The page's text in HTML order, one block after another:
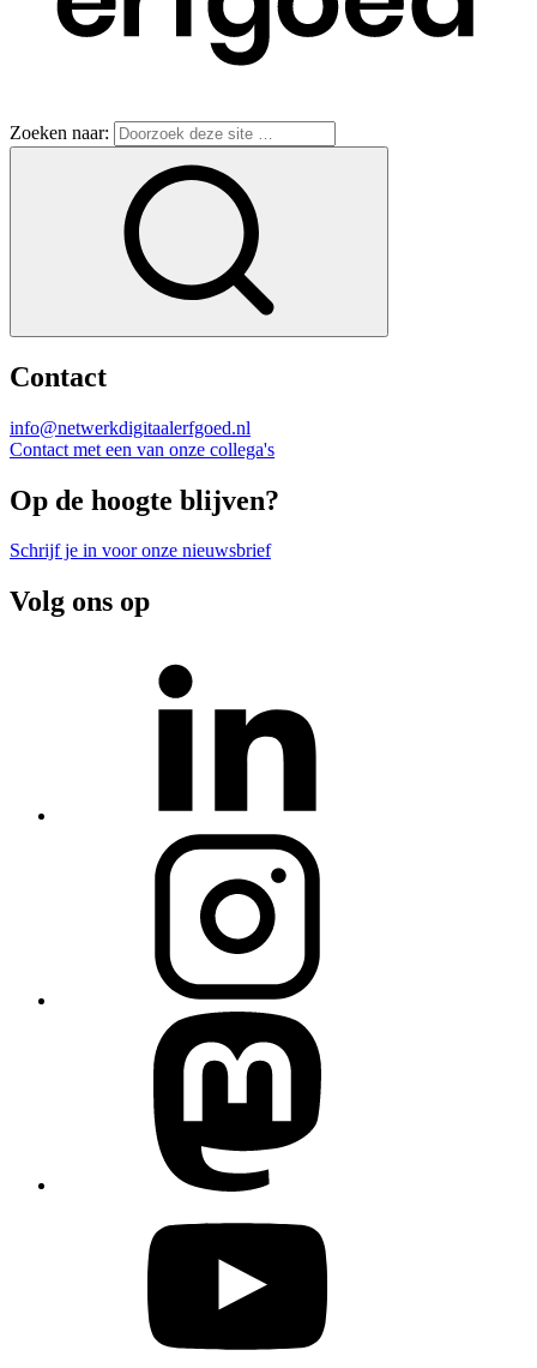
Zoeken naar:
Contact
info@netwerkdigitaalerfgoed.nl
Contact met een van onze collega's
Op de hoogte blijven?
Schrijf je in voor onze nieuwsbrief
Volg ons op